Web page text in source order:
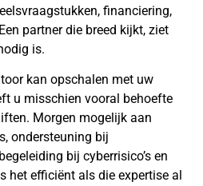
financiering,
partner die breed kijkt, ziet
is.
kan opschalen met uw
u misschien vooral behoefte
Morgen mogelijk aan
ondersteuning bij
bij cyberrisico’s en
het efficiënt als die expertise al